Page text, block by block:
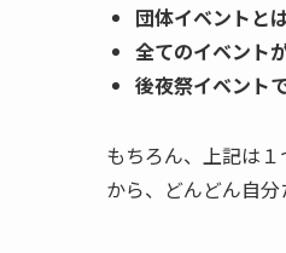
団体イベントと
全てのイベント
後夜祭イベント
もちろん、上記は
から、どんどん自分